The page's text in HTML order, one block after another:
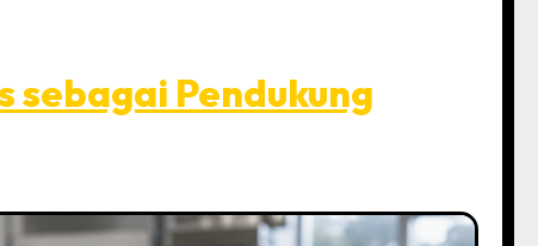
sebagai Pendukung